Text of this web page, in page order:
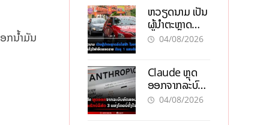
ກນ້ຳມັນ
ຫວຽດນາມ ເປັນ
ຜູ້ນຳຕະຫຼາດ
ລົດໄຟຟ້າ ໃນອາ
ບັນລຸ 1 ແສນຄັນ
04/08/2026
Claude ຫຼຸດ
ອອກຈາກລະບົບ
ທົດສອບ ກ່ອນ
04/08/2026